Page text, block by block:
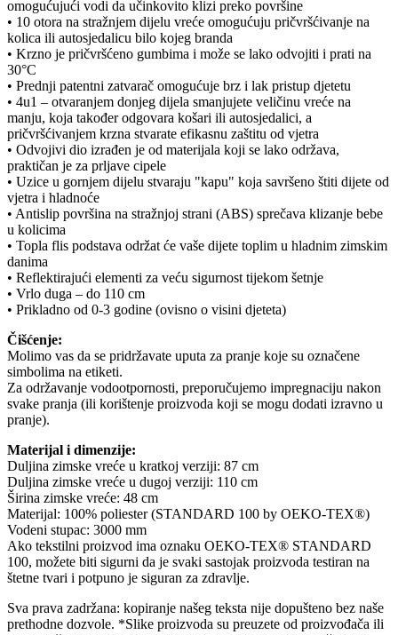
omogućujući vodi da učinkovito klizi preko površine
• 10 otora na stražnjem dijelu vreće omogućuju pričvršćivanje na
kolica ili autosjedalicu bilo kojeg branda
• Krzno je pričvršćeno gumbima i može se lako odvojiti i prati na
30°C
• Prednji patentni zatvarač omogućuje brz i lak pristup djetetu
• 4u1 – otvaranjem donjeg dijela smanjujete veličinu vreće na
manju, koja također odgovara košari ili autosjedalici, a
pričvršćivanjem krzna stvarate efikasnu zaštitu od vjetra
• Odvojivi dio izrađen je od materijala koji se lako održava,
praktičan je za prljave cipele
• Uzice u gornjem dijelu stvaraju "kapu" koja savršeno štiti dijete od
vjetra i hladnoće
• Antislip površina na stražnjoj strani (ABS) sprečava klizanje bebe
u kolicima
• Topla flis podstava održat će vaše dijete toplim u hladnim zimskim
danima
• Reflektirajući elementi za veću sigurnost tijekom šetnje
• Vrlo duga – do 110 cm
• Prikladno od 0-3 godine (ovisno o visini djeteta)
Čišćenje:
Molimo vas da se pridržavate uputa za pranje koje su označene
simbolima na etiketi.
Za održavanje vodootpornosti, preporučujemo impregnaciju nakon
svake pranja (ili korištenje proizvoda koji se mogu dodati izravno u
pranje).
Materijal i dimenzije:
Duljina zimske vreće u kratkoj verziji: 87 cm
Duljina zimske vreće u dugoj verziji: 110 cm
Širina zimske vreće: 48 cm
Materijal: 100% poliester (STANDARD 100 by OEKO-TEX®)
Vodeni stupac: 3000 mm
Ako tekstilni proizvod ima oznaku OEKO-TEX® STANDARD
100, možete biti sigurni da je svaki sastojak proizvoda testiran na
štetne tvari i potpuno je siguran za zdravlje.
Sva prava zadržana: kopiranje našeg teksta nije dopušteno bez naše
prethodne dozvole. *Slike proizvoda su preuzete od proizvođača ili